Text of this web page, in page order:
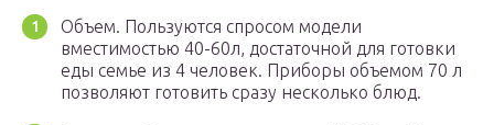
Объем. Пользуются спросом модели
вместимостью 40-60л, достаточной для готовки
еды семье из 4 человек. Приборы объемом 70 л
позволяют готовить сразу несколько блюд.